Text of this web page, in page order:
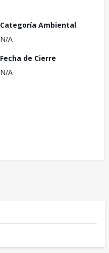
Categoría Ambiental
N/A
Fecha de Cierre
N/A